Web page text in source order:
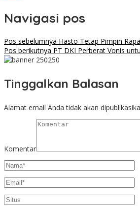
Navigasi pos
Pos sebelumnya Hasto Tetap Pimpin
Pos berikutnya PT DKI Perberat Vonis
Tinggalkan Balasan
Alamat email Anda tidak akan
Komentar